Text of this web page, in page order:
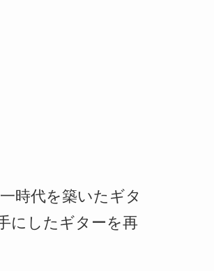
時代を築いたギタ
にしたギターを再